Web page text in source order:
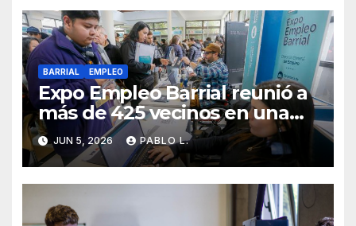
BARRIAL EMPLEO
Expo Empleo Barrial reunió a
más de 425 vecinos en una
jornada de inclusión laboral
JUN 5, 2026 PABLO L.